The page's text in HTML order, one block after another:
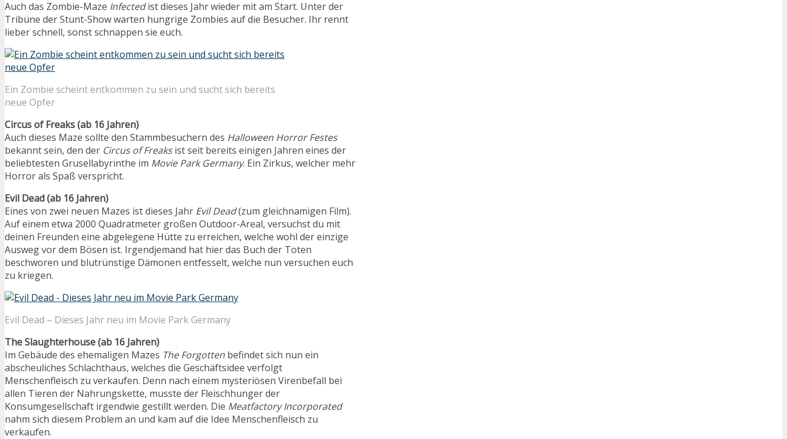
Auch das Zombie-Maze Infectedist dieses Jahr wieder mit am Start. Unter der
Tribüne der Stunt-Show warten hungrige Zombies auf die Besucher. Ihr rennt
lieber schnell, sonst schnappen sie euch.
Ein Zombie scheint entkommen zu sein und sucht sich bereits
neue Opfer
Circus of Freaks (ab 16 Jahren)
Auch dieses Maze sollte den Stammbesuchern des Halloween Horror Festes
bekannt sein, den der Circus of Freaksist seit bereits einigen Jahren eines der
beliebtesten Grusellabyrinthe im Movie Park Germany. Ein Zirkus, welcher mehr
Horror als Spaß verspricht.
Evil Dead (ab 16 Jahren)
Eines von zwei neuen Mazes ist dieses Jahr Evil Dead(zum gleichnamigen Film).
Auf einem etwa 2000 Quadratmeter großen Outdoor-Areal, versuchst du mit
deinen Freunden eine abgelegene Hütte zu erreichen, welche wohl der einzige
Ausweg vor dem Bösen ist. Irgendjemand hat hier das Buch der Toten
beschworen und blutrünstige Dämonen entfesselt, welche nun versuchen euch
zu kriegen.
Evil Dead – Dieses Jahr neu im Movie Park Germany
The Slaughterhouse (ab 16 Jahren)
Im Gebäude des ehemaligen Mazes The Forgotten befindet sich nun ein
abscheuliches Schlachthaus, welches die Geschäftsidee verfolgt
Menschenfleisch zu verkaufen. Denn nach einem mysteriösen Virenbefall bei
allen Tieren der Nahrungskette, musste der Fleischhunger der
Konsumgesellschaft irgendwie gestillt werden. Die Meatfactory Incorporated
nahm sich diesem Problem an und kam auf die Idee Menschenfleisch zu
verkaufen.